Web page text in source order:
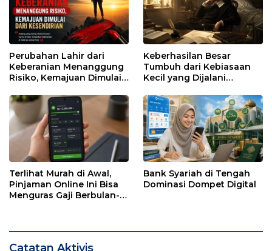
Perubahan Lahir dari
Keberanian Menanggung
Risiko, Kemajuan Dimulai
Keberhasilan Besar
Tumbuh dari Kebiasaan
Kecil yang Dijalani
Terlihat Murah di Awal,
Pinjaman Online Ini Bisa
Menguras Gaji Berbulan-
Bank Syariah di Tengah
Dominasi Dompet Digital
Catatan Aktivis